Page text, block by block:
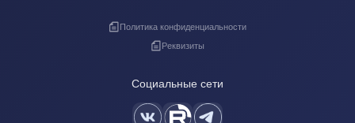
Политика конфиденциальности
Реквизиты
Социальные сети